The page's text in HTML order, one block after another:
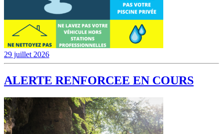
29 juillet 2026
ALERTE RENFORCEE EN COURS